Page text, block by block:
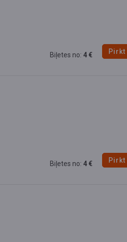
Biļetes no: 4 €
Biļetes no: 4 €